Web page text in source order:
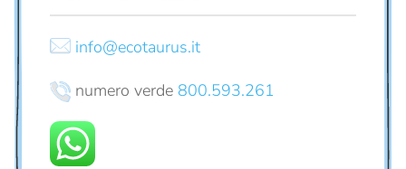
info@ecotaurus.it
numero verde 800.593.261